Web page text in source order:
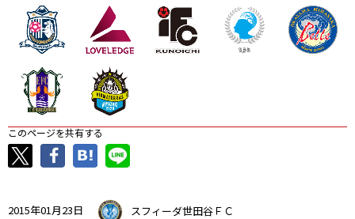
このページを共有する
2015年01月23日
スフィーダ世田谷ＦＣ